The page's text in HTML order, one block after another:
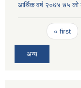
आर्थिक वर्ष २०७४.७५
Pages« first
अन्य